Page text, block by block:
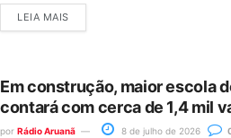
LEIA MAIS
Em construção, maior escola
contará com cerca de 1,4 mil
por Rádio Aruanã 8 de julho de 2026